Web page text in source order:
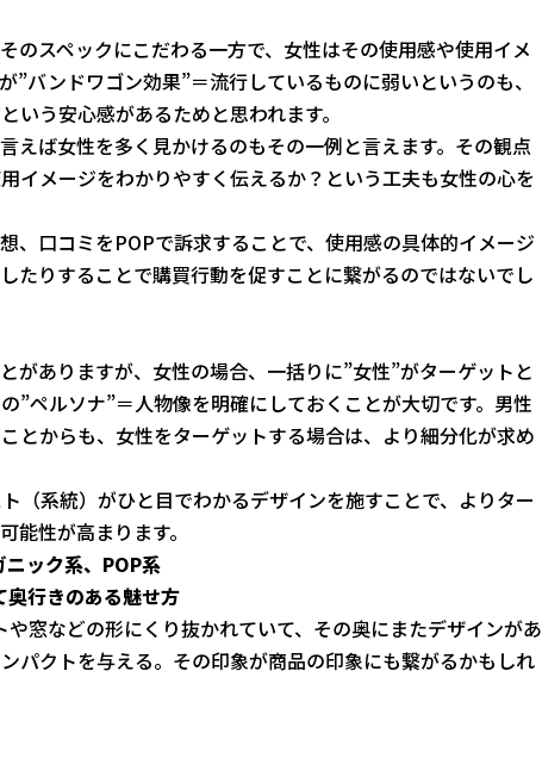
のスペックにこだわる一方で、女性はその使用感や使用イメ
バンドワゴン効果”＝流行しているものに弱いというのも、
う安心感があるためと思われます。
えば女性を多く見かけるのもその一例と言えます。その観点
イメージをわかりやすく伝えるか？という工夫も女性の心を
、口コミをPOPで訴求することで、使用感の具体的イメージ
たりすることで購買行動を促すことに繋がるのではないでし
ありますが、女性の場合、一括りに”女性”がターゲットと
”ペルソナ”＝人物像を明確にしておくことが大切です。男性
とからも、女性をターゲットする場合は、より細分化が求め
（系統）がひと目でわかるデザインを施すことで、よりター
能性が高まります。
ック系、POP系
行きのある魅せ方
窓などの形にくり抜かれていて、その奥にまたデザインがあ
パクトを与える。その印象が商品の印象にも繋がるかもしれ